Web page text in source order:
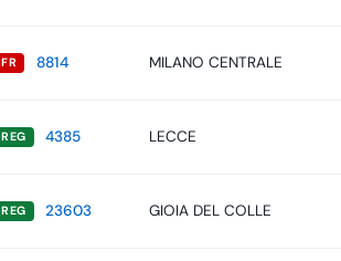
FR 8814 MILANO CENTRALE
REG 4385 LECCE
REG 23603 GIOIA DEL COLLE